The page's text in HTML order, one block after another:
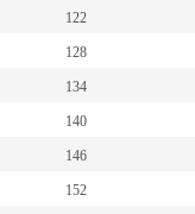
122
128
134
140
146
152